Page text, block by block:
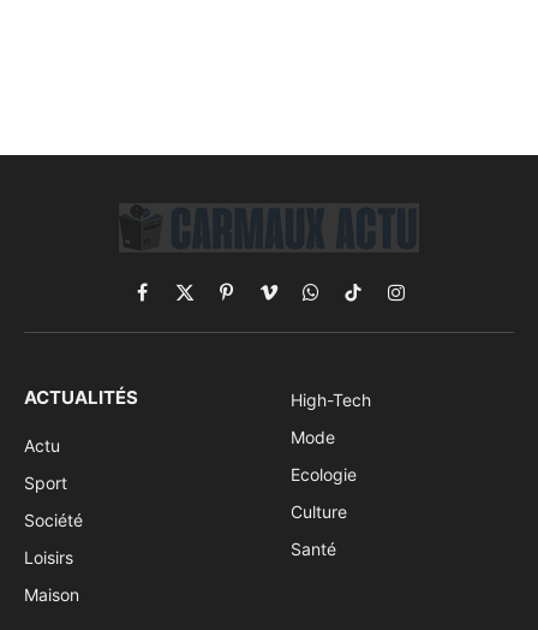
Facebook
X
(Twitter)
PinterestVimeoWhatsApp
TikTokInstagram
ACTUALITÉS
Actu
Sport
Société
Loisirs
Maison
High-Tech
Mode
Ecologie
Culture
Santé